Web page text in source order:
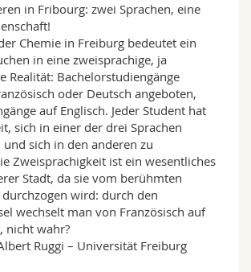
in Fribourg: zwei Sprachen, eine
Chemie in Freiburg bedeutet ein
in eine zweisprachige, ja
Realität: Bachelorstudiengänge
oder Deutsch angeboten,
auf Englisch. Jeder Student hat
sich in einer der drei Sprachen
sich in den anderen zu
Zweisprachigkeit ist ein wesentliches
Stadt, da sie vom berühmten
wird: durch den
wechselt man von Französisch auf
nicht wahr?
Ruggi – Universität Freiburg